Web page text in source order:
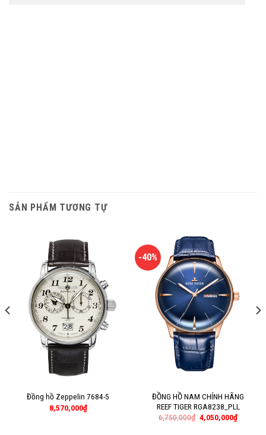
SẢN PHẨM TƯƠNG TỰ
Đồng hồ Zeppelin 7684-5
8,570,000₫
-40%
ĐỒNG HỒ NAM CHÍNH HÃNG
REEF TIGER RGA8238_PLL
6,750,000₫ 4,050,000₫